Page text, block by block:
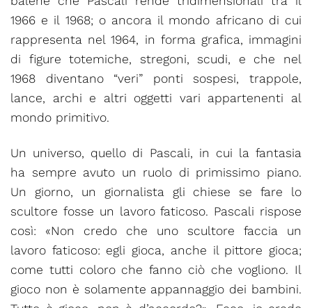
1966 e il 1968; o ancora il mondo africano di cui
rappresenta nel 1964, in forma grafica, immagini
di figure totemiche, stregoni, scudi, e che nel
1968 diventano “veri” ponti sospesi, trappole,
lance, archi e altri oggetti vari appartenenti al
mondo primitivo.
Un universo, quello di Pascali, in cui la fantasia
ha sempre avuto un ruolo di primissimo piano.
Un giorno, un giornalista gli chiese se fare lo
scultore fosse un lavoro faticoso. Pascali rispose
così: «Non credo che uno scultore faccia un
lavoro faticoso: egli gioca, anche il pittore gioca;
come tutti coloro che fanno ciò che vogliono. Il
gioco non è solamente appannaggio dei bambini.